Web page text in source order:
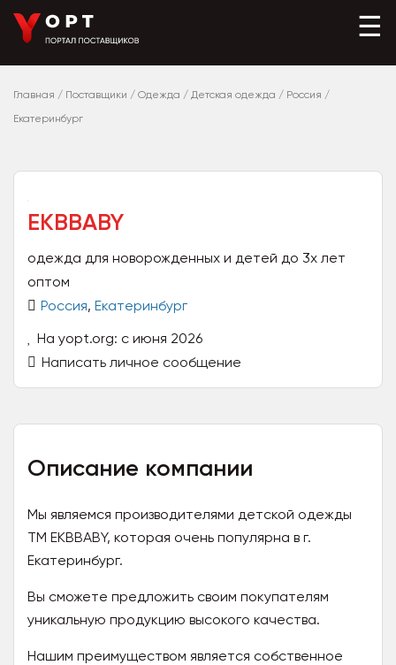
☰
Главная / Поставщики / Одежда / Детская одежда / Россия /
Екатеринбург
EKBBABY
одежда для новорожденных и детей до 3х лет
оптом
Россия, Екатеринбург
На yopt.org: с июня 2026
Написать личное сообщение
Описание компании
Мы являемся производителями детской одежды
ТМ EKBBABY, которая очень популярна в г.
Екатеринбург.
Вы сможете предложить своим покупателям
уникальную продукцию высокого качества.
Нашим преимуществом является собственное